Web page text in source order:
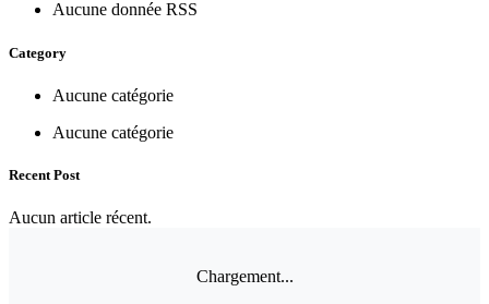
Aucune donnée RSS
Category
Aucune catégorie
Aucune catégorie
Recent Post
Aucun article récent.
Chargement...